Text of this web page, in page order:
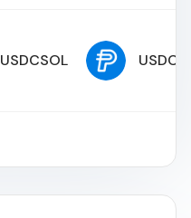
USDCSOL